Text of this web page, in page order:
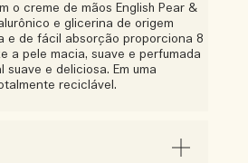
o creme de mãos English Pear &
e glicerina de origem
e de fácil absorção proporciona 8
a pele macia, suave e perfumada
e deliciosa. Em uma
reciclável.